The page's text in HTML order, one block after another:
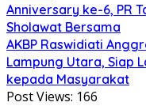
Anniversary ke-6, PR
Sholawat Bersama
AKBP Raswidiati
Lampung Utara, Siap
kepada Masyarakat
Post Views: 166